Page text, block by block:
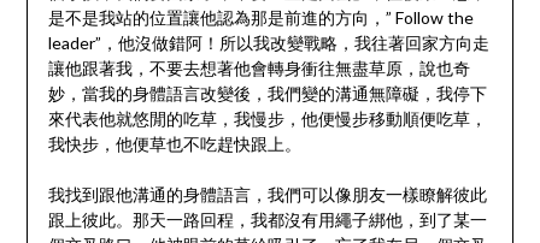
是不是我站的位置讓他認為那是前進的方向，” Follow the
leader”，他沒做錯阿！所以我改變戰略，我往著回家方向走
讓他跟著我，不要去想著他會轉身衝往無盡草原，說也奇
妙，當我的身體語言改變後，我們變的溝通無障礙，我停下
來代表他就悠閒的吃草，我慢步，他便慢步移動順便吃草，
我快步，他便草也不吃趕快跟上。
我找到跟他溝通的身體語言，我們可以像朋友一樣瞭解彼此
跟上彼此。那天一路回程，我都沒有用繩子綁他，到了某一